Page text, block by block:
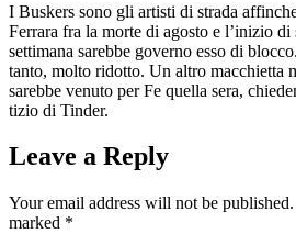
I Buskers sono gli artisti di strada
Ferrara fra la morte di agosto e l’inizio di
settimana sarebbe governo esso di
tanto, molto ridotto. Un altro macchietta
sarebbe venuto per Fe quella sera,
tizio di Tinder.
Leave a Reply
Your email address will not be published.
marked *